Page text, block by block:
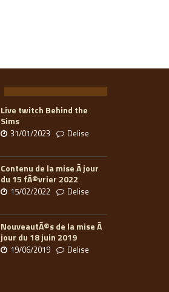
Live twitch Behind the
Sims
31/01/2023 Delise
Contenu de la mise Ã jour
du 15 fÃ©vrier 2022
15/02/2022 Delise
NouveautÃ©s de la mise Ã
jour du 18 juin 2019
19/06/2019 Delise